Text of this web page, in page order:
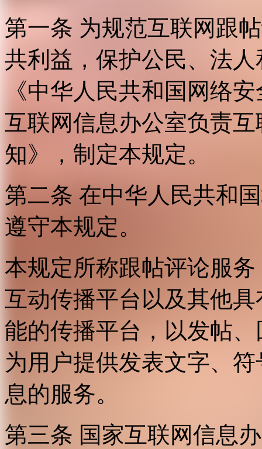
第一条 为规范互联网跟
共利益，保护公民、法
《中华人民共和国网络
互联网信息办公室负责
知》，制定本规定。
第二条 在中华人民共和
遵守本规定。
本规定所称跟帖评论服
互动传播平台以及其他
能的传播平台，以发帖
为用户提供发表文字、
息的服务。
第三条 国家互联网信息